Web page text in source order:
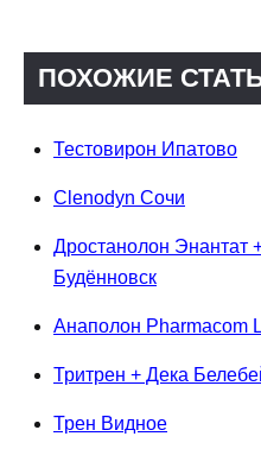
ПОХОЖИЕ
Тестовирон Ипатово
Clenodyn Сочи
Дростанолон Энантат
Будённовск
Анаполон Pharmacom
Тритрен + Дека
Трен Видное